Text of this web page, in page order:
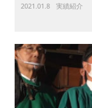
2021.01.8 実績紹介